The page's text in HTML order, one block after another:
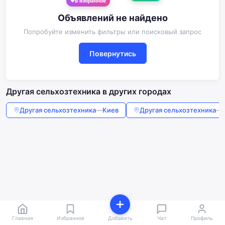
В избранное
Объявлений не найдено
Попробуйте изменить фильтры или поисковый запрос
Повернутись
Другая сельхозтехника в других городах
Другая сельхозтехника—Киев Другая сельхозтехника—
Главная Избранное Добавить Чат Профиль